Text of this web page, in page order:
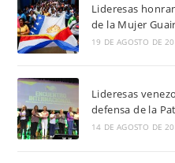
Lideresas
de la Mujer
19 DE AGOSTO DE
Lideresas
defensa de la
14 DE AGOSTO DE